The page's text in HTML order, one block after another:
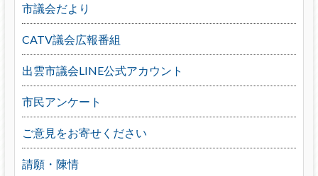
市議会だより
CATV議会広報番組
出雲市議会LINE公式アカウント
市民アンケート
ご意見をお寄せください
請願・陳情